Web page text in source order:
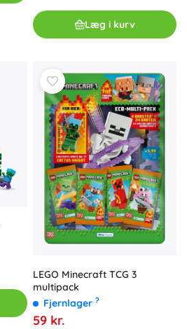
Læg i kurv
LEGO Minecraft TCG 3
multipack
Fjernlager ?
59 kr.